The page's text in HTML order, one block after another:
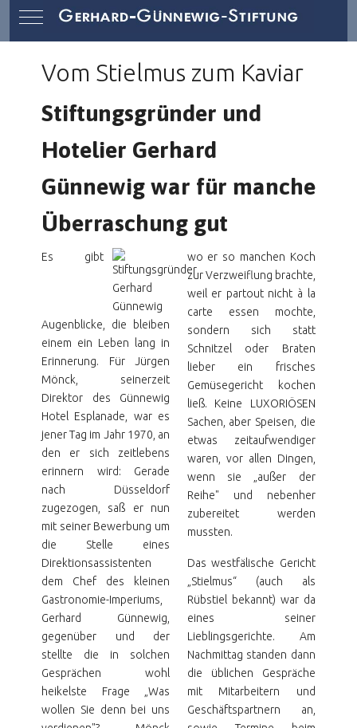
Mobile Menu Toggle
Vom Stielmus zum Kaviar
Stiftungsgründer und
Hotelier Gerhard
Günnewig war für manche
Überraschung gut
Es gibt
Augenblicke, die bleiben
einem ein Leben lang in
Erinnerung. Für Jürgen
Mönck, seinerzeit
Direktor des Günnewig
Hotel Esplanade, war es
jener Tag im Jahr 1970, an
den er sich zeitlebens
erinnern wird: Gerade
nach Düsseldorf
zugezogen, saß er nun
mit seiner Bewerbung um
die Stelle eines
Direktionsassistenten
dem Chef des kleinen
Gastronomie-Imperiums,
Gerhard Günnewig,
gegenüber und der
stellte die in solchen
Gesprächen wohl
heikelste Frage „Was
wollen Sie denn bei uns
wo er so manchen Koch
zur Verzweiflung brachte,
weil er partout nicht à la
carte essen mochte,
sondern sich statt
Schnitzel oder Braten
lieber ein frisches
Gemüsegericht kochen
ließ. Keine LUXORIÖSEN
Sachen, aber Speisen, die
etwas zeitaufwendiger
waren, vor allen Dingen,
wenn sie „außer der
Reihe" und nebenher
zubereitet werden
mussten.
Das westfälische Gericht
„Stielmus“ (auch als
Rübstiel bekannt) war da
eines seiner
Lieblingsgerichte. Am
Nachmittag standen dann
die üblichen Gespräche
mit Mitarbeitern und
Geschäftspartnern an,